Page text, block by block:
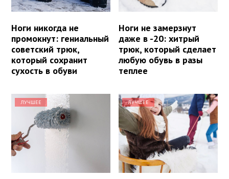
Ноги никогда не
промокнут: гениальный
советский трюк,
который сохранит
сухость в обуви
Ноги не замерзнут
даже в -20: хитрый
трюк, который сделает
любую обувь в разы
теплее
ЛУЧШЕЕ ЛУЧШЕЕ